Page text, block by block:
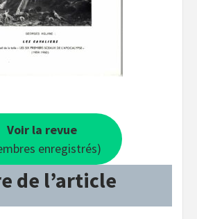
Voir la revue
enregistrés)
de l’article